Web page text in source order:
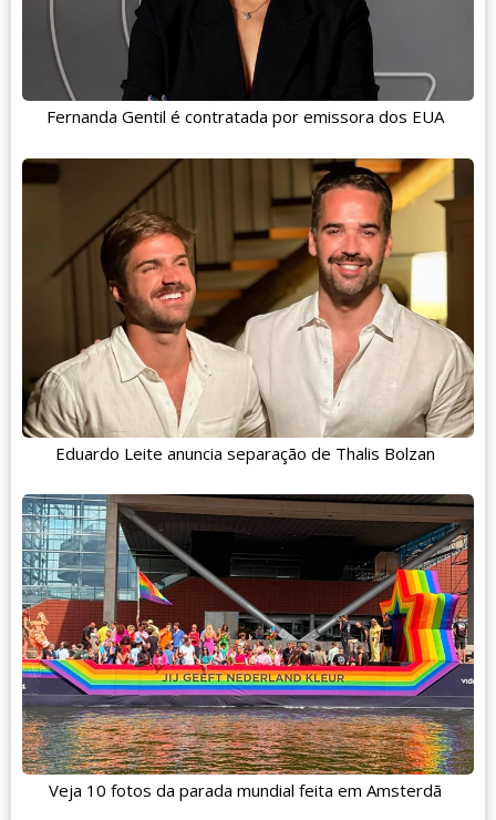
Fernanda Gentil é contratada por emissora dos EUA
Eduardo Leite anuncia separação de Thalis Bolzan
Veja 10 fotos da parada mundial feita em Amsterdã